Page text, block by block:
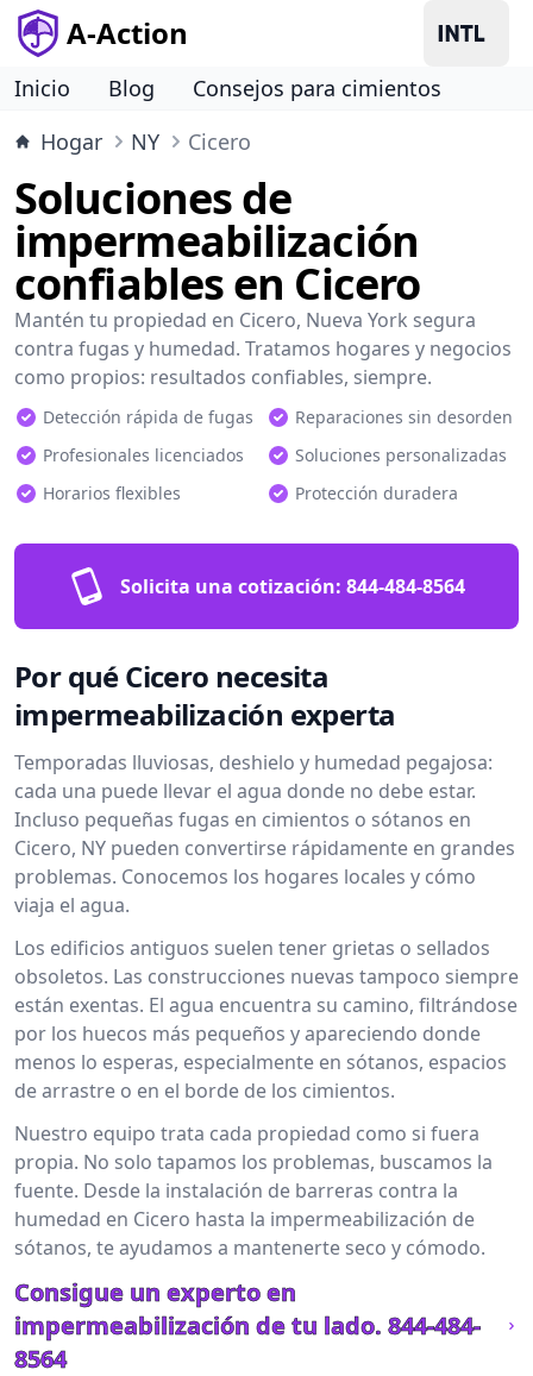
A-Action
Inicio Blog
Consejos para cimientos
Hogar
NY Cicero
Soluciones de
impermeabilización
confiables en Cicero
Mantén tu propiedad en Cicero, Nueva York segura
contra fugas y humedad. Tratamos hogares y negocios
como propios: resultados confiables, siempre.
Detección rápida de fugas
Reparaciones sin desorden
Profesionales licenciados
Soluciones personalizadas
Horarios flexibles
Protección duradera
Solicita una cotización: 844-484-8564
Por qué Cicero necesita
impermeabilización experta
Temporadas lluviosas, deshielo y humedad pegajosa:
cada una puede llevar el agua donde no debe estar.
Incluso pequeñas fugas en cimientos o sótanos en
Cicero, NY pueden convertirse rápidamente en grandes
problemas. Conocemos los hogares locales y cómo
viaja el agua.
Los edificios antiguos suelen tener grietas o sellados
obsoletos. Las construcciones nuevas tampoco siempre
están exentas. El agua encuentra su camino, filtrándose
por los huecos más pequeños y apareciendo donde
menos lo esperas, especialmente en sótanos, espacios
de arrastre o en el borde de los cimientos.
Nuestro equipo trata cada propiedad como si fuera
propia. No solo tapamos los problemas, buscamos la
fuente. Desde la instalación de barreras contra la
humedad en Cicero hasta la impermeabilización de
sótanos, te ayudamos a mantenerte seco y cómodo.
Consigue un experto en
impermeabilización de tu lado. 844-484-
8564